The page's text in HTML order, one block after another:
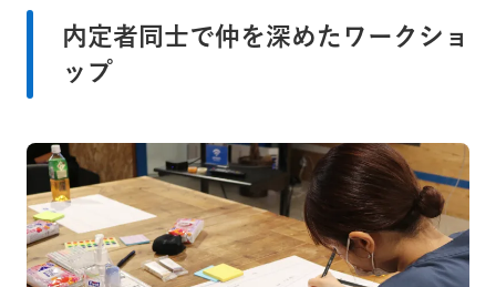
内定者同士で仲を深めたワークショ
ップ